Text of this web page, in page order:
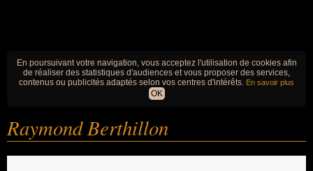
En poursuivant votre navigation, vous acceptez l'utilisation de cookies afin
de réaliser des statistiques d'audiences et vous proposer des services,
contenus ou publicités adaptés selon vos centres d'intérêts. En savoir plus
OK
Raymond Berthillon